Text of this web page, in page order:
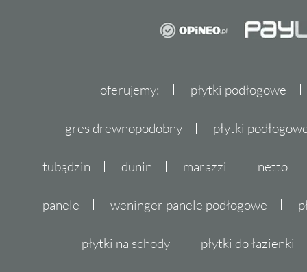
oferujemy: płytki podłogowe
gres drewnopodobny płytki
tubądzin dunin marazzi netto
panele weninger panele podłogowe
płytki na schody płytki do łazienki